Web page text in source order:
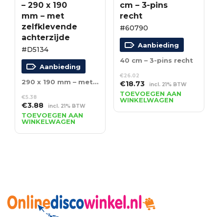
– 290 x 190
mm – met
zelfklevende
achterzijde
#D5134
Aanbieding
290 x 190 mm – met zelfklevende achterzijde
€5.38
Oorspronkelijke
prijs
was:
€5.38.
€3.88Huidige
prijs
is:
€3.88.
incl. 21% BTW
TOEVOEGEN AAN
WINKELWAGEN
cm – 3-pins
recht
#60790
Aanbieding
40 cm – 3-pins recht
€26.02
Oorspronkelijke
prijs
was:
€26.02.
€18.73Huidige
prijs
is:
€18.73.
incl. 21% BTW
TOEVOEGEN AAN
WINKELWAGEN